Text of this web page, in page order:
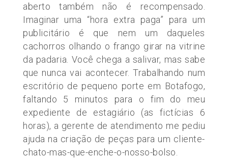
aberto também não é recompensado.
Imaginar uma “hora extra paga” para um
publicitário é que nem um daqueles
cachorros olhando o frango girar na vitrine
da padaria. Você chega a salivar, mas sabe
que nunca vai acontecer. Trabalhando num
escritório de pequeno porte em Botafogo,
faltando 5 minutos para o fim do meu
expediente de estagiário (as fictícias 6
horas), a gerente de atendimento me pediu
ajuda na criação de peças para um cliente-
chato-mas-que-enche-o-nosso-bolso.